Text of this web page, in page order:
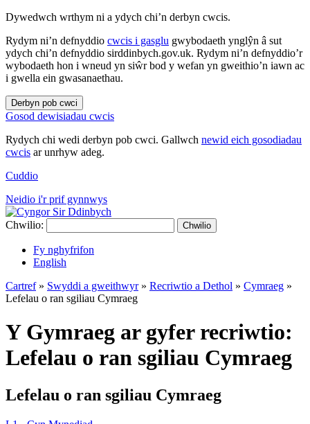
Dywedwch wrthym ni a ydych chi’n derbyn cwcis.
Rydym ni’n defnyddio cwcis i gasglu gwybodaeth ynglŷn â sut
ydych chi’n defnyddio sirddinbych.gov.uk. Rydym ni’n defnyddio’r
wybodaeth hon i wneud yn siŵr bod y wefan yn gweithio’n iawn ac
i gwella ein gwasanaethau.
Derbyn pob cwci
Gosod dewisiadau cwcis
Rydych chi wedi derbyn pob cwci. Gallwch newid eich gosodiadau
cwcis ar unrhyw adeg.
Cuddio
Neidio i'r prif gynnwys
Chwilio: Chwilio
Fy nghyfrifon
English
Cartref» Swyddi a gweithwyr» Recriwtio a Dethol » Cymraeg »
Lefelau o ran sgiliau Cymraeg
Y Gymraeg ar gyfer recriwtio:
Lefelau o ran sgiliau Cymraeg
Lefelau o ran sgiliau Cymraeg